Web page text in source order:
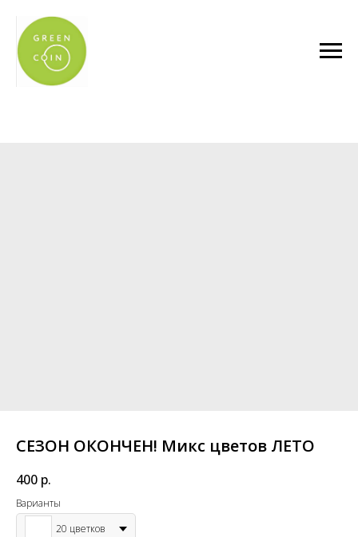
СЕЗОН ОКОНЧЕН! Микс цветов ЛЕТО
400 р.
Варианты
20 цветков